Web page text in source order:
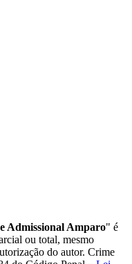
Admissional Amparo" é
ou total, mesmo
do autor. Crime